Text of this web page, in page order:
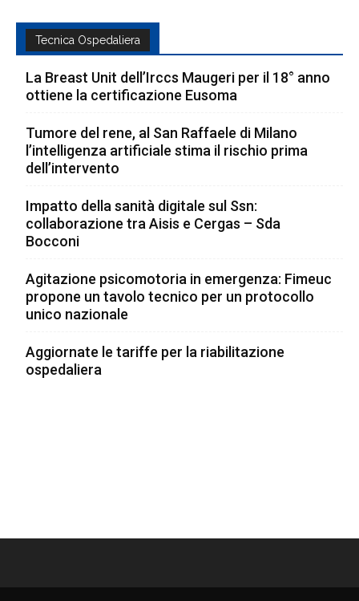
Tecnica Ospedaliera
La Breast Unit dell’Irccs Maugeri per il 18° anno
ottiene la certificazione Eusoma
Tumore del rene, al San Raffaele di Milano
l’intelligenza artificiale stima il rischio prima
dell’intervento
Impatto della sanità digitale sul Ssn:
collaborazione tra Aisis e Cergas – Sda
Bocconi
Agitazione psicomotoria in emergenza: Fimeuc
propone un tavolo tecnico per un protocollo
unico nazionale
Aggiornate le tariffe per la riabilitazione
ospedaliera